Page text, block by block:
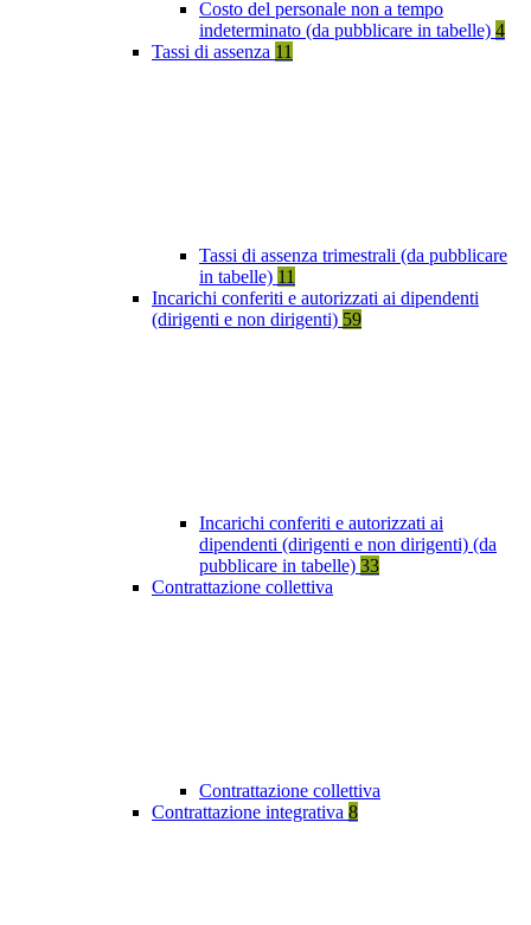
Costo del personale non a tempo
indeterminato (da pubblicare in tabelle) 4
Tassi di assenza 11
Tassi di assenza trimestrali (da pubblicare
in tabelle) 11
Incarichi conferiti e autorizzati ai dipendenti
(dirigenti e non dirigenti) 59
Incarichi conferiti e autorizzati ai
dipendenti (dirigenti e non dirigenti) (da
pubblicare in tabelle) 33
Contrattazione collettiva
Contrattazione collettiva
Contrattazione integrativa 8